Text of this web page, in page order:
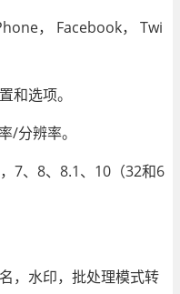
， Facebook， Twi
选项。
分辨率。
、8、8.1、10（32和6
水印，批处理模式转